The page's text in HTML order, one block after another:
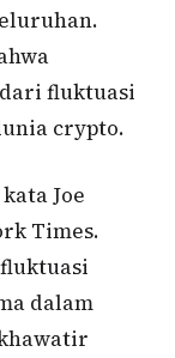
fluktuasi
crypto.
Joe
Times.
dalam